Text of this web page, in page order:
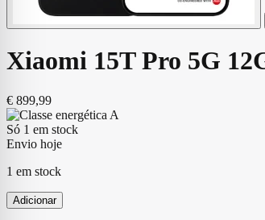
Xiaomi 15T Pro 5G
€ 899,99
Só 1 em stock
Envio hoje
1 em stock
Adicionar